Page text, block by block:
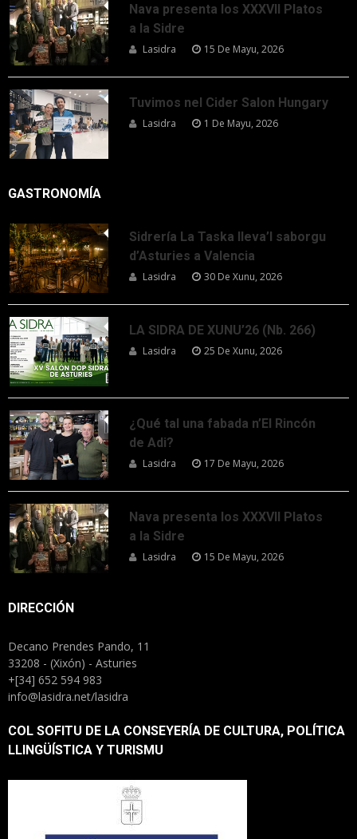
Nava presenta los XXXVII Platos
a la Sidre
Lasidra 15 De Mayu, 2026
Tuvimos nel Cider Salon Hungary
Lasidra 1 De Mayu, 2026
GASTRONOMÍA
Sidrería La Taska lleva’l saborgu
d’Asturies a Valencia
Lasidra 30 De Xunu, 2026
LA SIDRA DE XUNU’26 (Nb. 266)
Lasidra 25 De Xunu, 2026
¿Qué tal una fabada n’El Rincón
de Adi?
Lasidra 17 De Mayu, 2026
Nava presenta los XXXVII Platos
a la Sidre
Lasidra 15 De Mayu, 2026
DIRECCIÓN
Decano Prendes Pando, 11
33208 - (Xixón) - Asturies
+[34] 652 594 983
info@lasidra.net/lasidra
COL SOFITU DE LA CONSEYERÍA DE CULTURA, POLÍTICA
LLINGÜÍSTICA Y TURISMU